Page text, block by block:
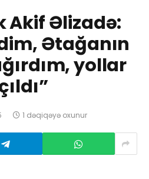
Akif Əlizadə:
Ətağanın
yollar
1 dəqiqəyə oxunur